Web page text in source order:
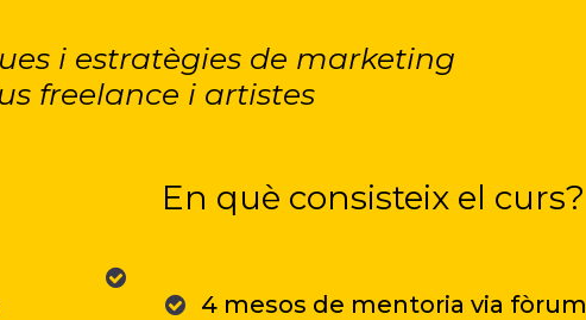
i estratègies de marketing
freelance i artistes
En què consisteix el curs?
4 mesos de mentoria via fòrum